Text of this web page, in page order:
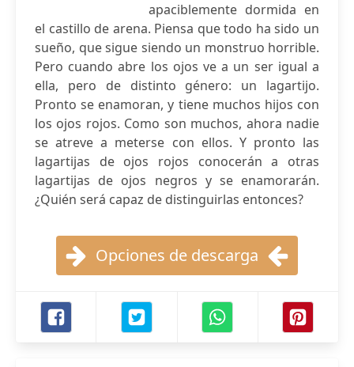
apaciblemente dormida en
el castillo de arena. Piensa que todo ha sido un
sueño, que sigue siendo un monstruo horrible.
Pero cuando abre los ojos ve a un ser igual a
ella, pero de distinto género: un lagartijo.
Pronto se enamoran, y tiene muchos hijos con
los ojos rojos. Como son muchos, ahora nadie
se atreve a meterse con ellos. Y pronto las
lagartijas de ojos rojos conocerán a otras
lagartijas de ojos negros y se enamorarán.
¿Quién será capaz de distinguirlas entonces?
Opciones de descarga